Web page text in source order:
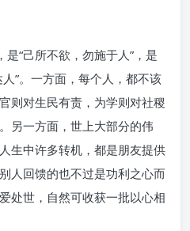
是“己所不欲，勿施于人”，是
”。一方面，每个人，都不该
则对生民有责，为学则对社稷
另一方面，世上大部分的伟
生中许多转机，都是朋友提供
人回馈的也不过是功利之心而
处世，自然可收获一批以心相